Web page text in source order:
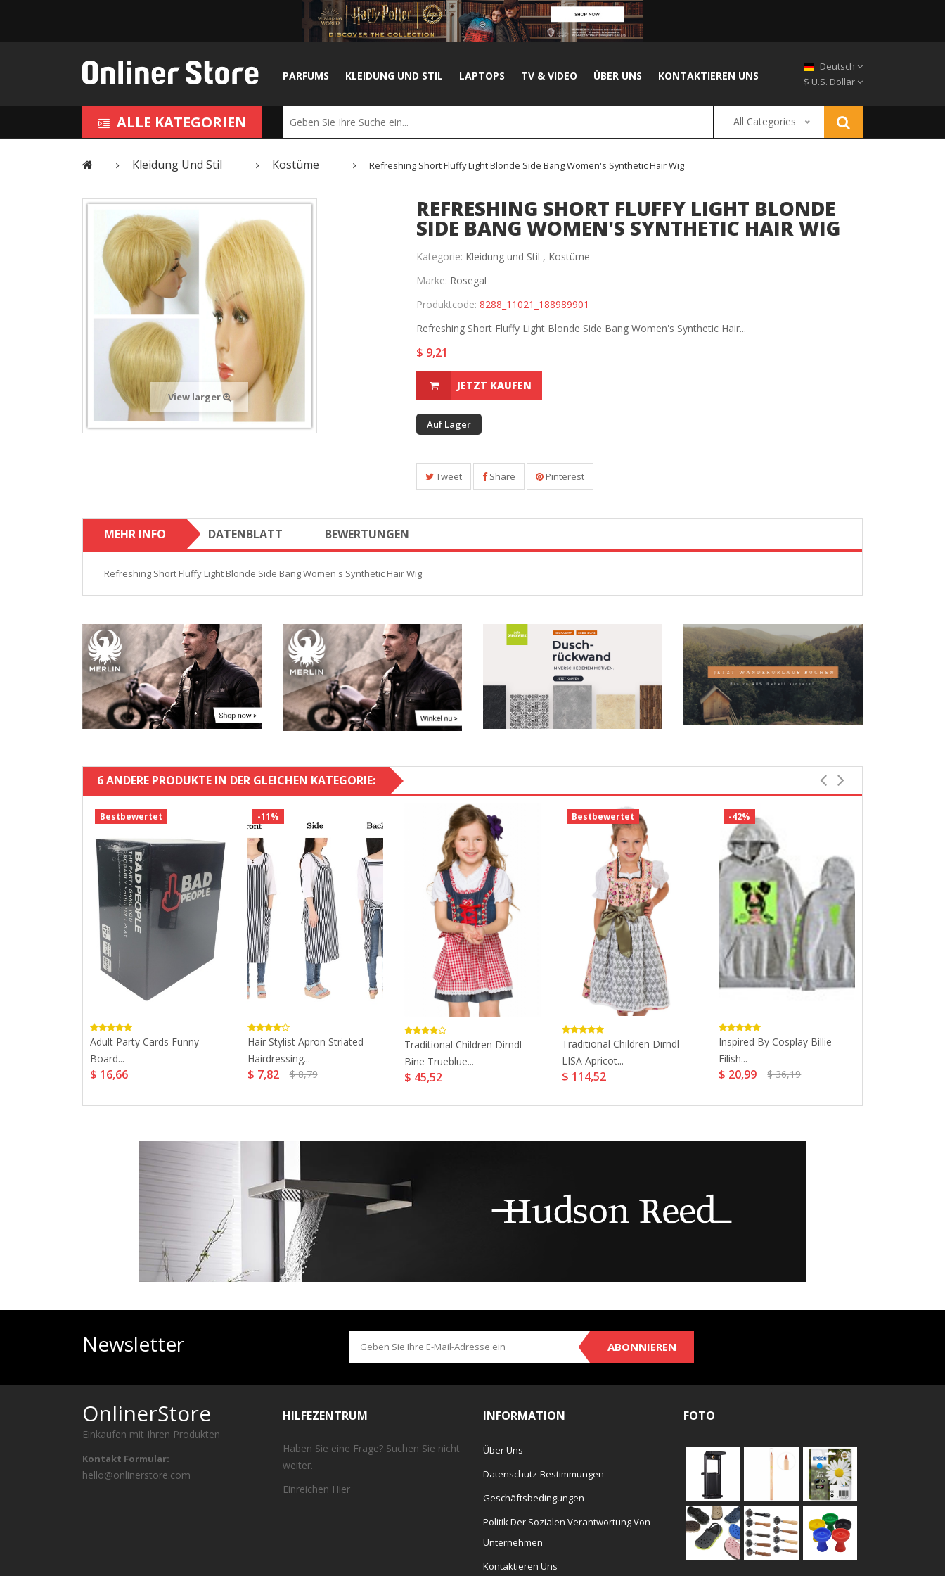
PARFUMS KLEIDUNG UND STIL LAPTOPS TV & VIDEO ÜBER UNS KONTAKTIEREN UNS
Deutsch
$ U.S. Dollar
ALLE KATEGORIEN All Categories
Kleidung Und Stil Kostüme Refreshing Short Fluffy Light Blonde Side Bang Women's Synthetic Hair Wig
View larger
REFRESHING SHORT FLUFFY LIGHT BLONDE
SIDE BANG WOMEN'S SYNTHETIC HAIR WIG
Kategorie: Kleidung und Stil , Kostüme
Marke: Rosegal
Produktcode: 8288_11021_188989901
Refreshing Short Fluffy Light Blonde Side Bang Women's Synthetic Hair...
$ 9,21
JETZT KAUFEN
Auf Lager
Tweet Share Pinterest
MEHR INFO DATENBLATT BEWERTUNGEN
Refreshing Short Fluffy Light Blonde Side Bang Women's Synthetic Hair Wig
6 ANDERE PRODUKTE IN DER GLEICHEN KATEGORIE:
Bestbewertet
Adult Party Cards Funny
Board...
$ 16,66
-11%
Hair Stylist Apron Striated
Hairdressing...
$ 7,82 $ 8,79
Traditional Children Dirndl
Bine Trueblue...
$ 45,52
Bestbewertet
Traditional Children Dirndl
LISA Apricot...
$ 114,52
-42%
Inspired By Cosplay Billie
Eilish...
$ 20,99 $ 36,19
Newsletter ABONNIEREN
OnlinerStore
Einkaufen mit Ihren Produkten
Kontakt Formular:
hello@onlinerstore.com
HILFEZENTRUM
Haben Sie eine Frage? Suchen Sie nicht
weiter.
Einreichen Hier
INFORMATION
Über Uns
Datenschutz-Bestimmungen
Geschäftsbedingungen
Politik Der Sozialen Verantwortung Von
Unternehmen
Kontaktieren Uns
FOTO